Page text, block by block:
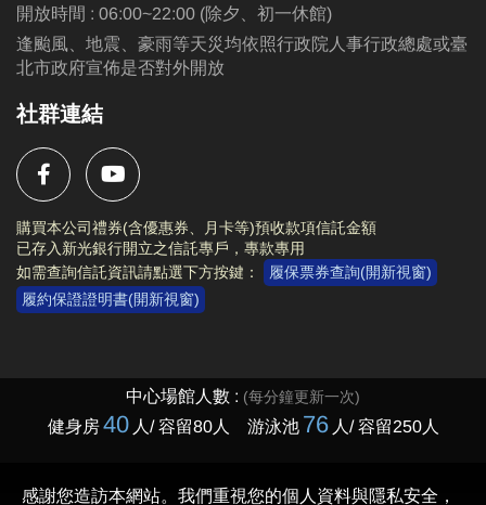
開放時間 : 06:00~22:00 (除夕、初一休館)
逢颱風、地震、豪雨等天災均依照行政院人事行政總處或臺
北市政府宣佈是否對外開放
社群連結
購買本公司禮券(含優惠券、月卡等)預收款項信託金額
已存入新光銀行開立之信託專戶，專款專用
如需查詢信託資訊請點選下方按鍵：
履保票券查詢(開新視窗)
履約保證證明書(開新視窗)